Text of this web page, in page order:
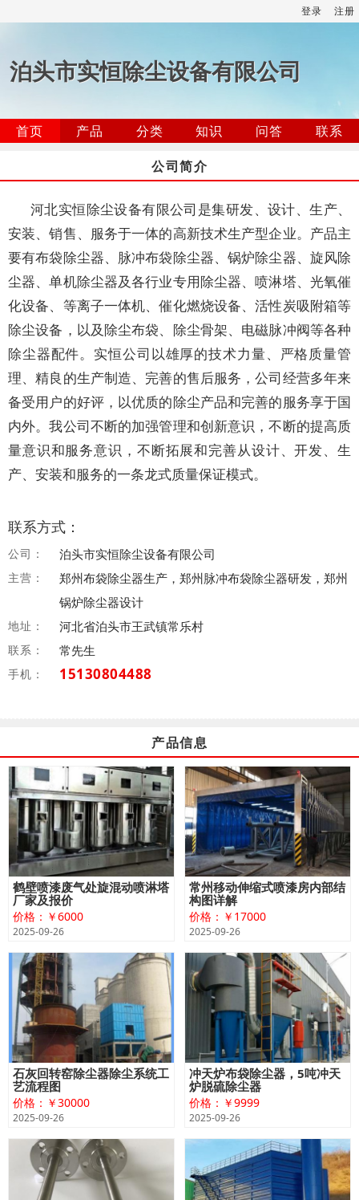
登录 注册
泊头市实恒除尘设备有限公司
首页 产品 分类 知识 问答
联系
公司简介
河北实恒除尘设备有限公司是集研发、设计、生产、
安装、销售、服务于一体的高新技术生产型企业。产品主
要有布袋除尘器、脉冲布袋除尘器、锅炉除尘器、旋风除
尘器、单机除尘器及各行业专用除尘器、喷淋塔、光氧催
化设备、等离子一体机、催化燃烧设备、活性炭吸附箱等
除尘设备，以及除尘布袋、除尘骨架、电磁脉冲阀等各种
除尘器配件。实恒公司以雄厚的技术力量、严格质量管
理、精良的生产制造、完善的售后服务，公司经营多年来
备受用户的好评，以优质的除尘产品和完善的服务享于国
内外。我公司不断的加强管理和创新意识，不断的提高质
量意识和服务意识，不断拓展和完善从设计、开发、生
产、安装和服务的一条龙式质量保证模式。
联系方式：
公司： 泊头市实恒除尘设备有限公司
主营：
郑州布袋除尘器生产，郑州脉冲布袋除尘器研发，郑州
锅炉除尘器设计
地址： 河北省泊头市王武镇常乐村
联系： 常先生
手机： 15130804488
产品信息
鹤壁喷漆废气处旋混动喷淋塔
厂家及报价
价格：￥6000
2025-09-26
常州移动伸缩式喷漆房内部结
构图详解
价格：￥17000
2025-09-26
石灰回转窑除尘器除尘系统工
艺流程图
价格：￥30000
2025-09-26
冲天炉布袋除尘器，5吨冲天
炉脱硫除尘器
价格：￥9999
2025-09-26